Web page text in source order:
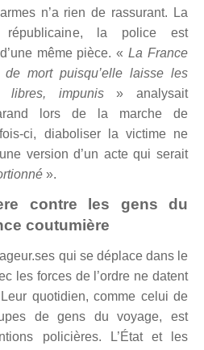
n’a rien de rassurant. La
républicaine, la police est
même pièce. « La France
mort puisqu’elle laisse les
libres, impunis» analysait
lors de la marche de
ci, diaboliser la victime ne
version d’un acte qui serait
».
contre les gens du
coutumière
qui se déplace dans le
les forces de l’ordre ne datent
quotidien, comme celui de
de gens du voyage, est
policières. L’État et les